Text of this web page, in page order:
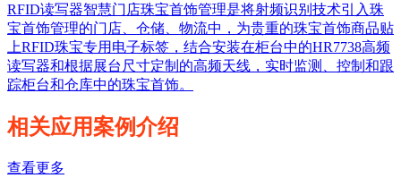
RFID读写器智慧门店珠宝首饰管理是将射频识别技术引入珠
宝首饰管理的门店、仓储、物流中，为贵重的珠宝首饰商品贴
上RFID珠宝专用电子标签，结合安装在柜台中的HR7738高频
读写器和根据展台尺寸定制的高频天线，实时监测、控制和跟
踪柜台和仓库中的珠宝首饰。
相关应用案例介绍
查看更多